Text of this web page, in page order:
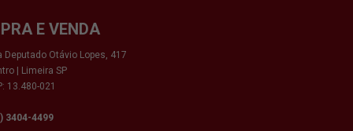
E VENDA
Deputado Otávio Lopes, 417
| Limeira SP
13.480-021
3404-4499